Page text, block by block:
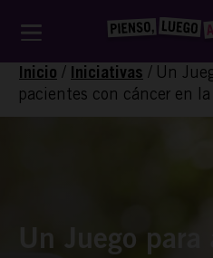
Inicio / Iniciativas / Un
pacientes con cáncer en la
Un Juego para